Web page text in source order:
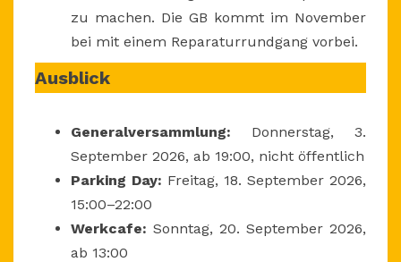
zu machen. Die GB kommt im November
bei mit einem Reparaturrundgang vorbei.
Ausblick
Generalversammlung: Donnerstag, 3.
September 2026, ab 19:00, nicht öffentlich
Parking Day: Freitag, 18. September 2026,
15:00–22:00
Werkcafe: Sonntag, 20. September 2026,
ab 13:00